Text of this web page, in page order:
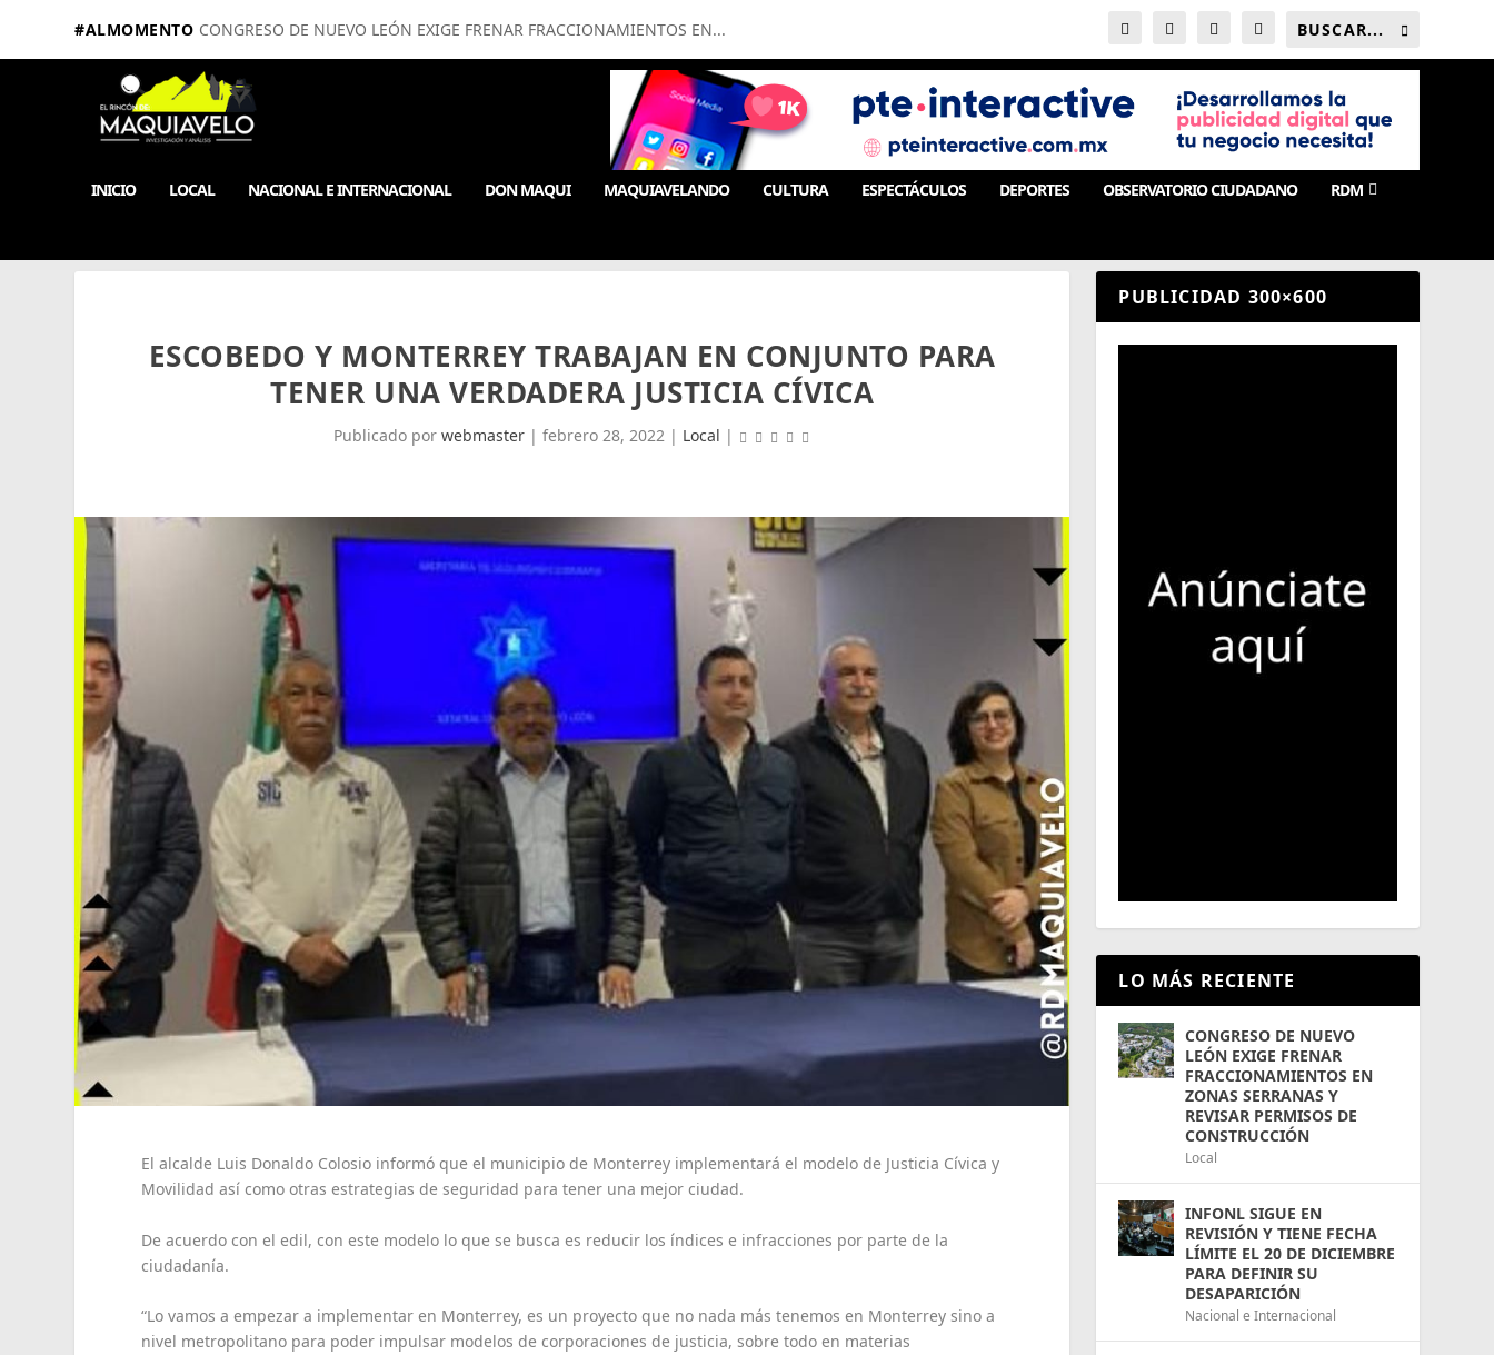
#ALMOMENTO CONGRESO DE NUEVO LEÓN EXIGE FRENAR FRACCIONAMIENTOS EN...
INICIO LOCAL NACIONAL E INTERNACIONAL DON MAQUI MAQUIAVELANDO CULTURA ESPECTÁCULOS DEPORTES OBSERVATORIO CIUDADANO RDM
ESCOBEDO Y MONTERREY TRABAJAN EN CONJUNTO PARA
TENER UNA VERDADERA JUSTICIA CÍVICA
Publicado por webmaster| febrero 28, 2022| Local |
El alcalde Luis Donaldo Colosio informó que el municipio de Monterrey implementará el modelo de Justicia Cívica y
Movilidad así como otras estrategias de seguridad para tener una mejor ciudad.
De acuerdo con el edil, con este modelo lo que se busca es reducir los índices e infracciones por parte de la
ciudadanía.
“Lo vamos a empezar a implementar en Monterrey, es un proyecto que no nada más tenemos en Monterrey sino a
nivel metropolitano para poder impulsar modelos de corporaciones de justicia, sobre todo en materias
PUBLICIDAD 300×600
LO MÁS RECIENTE
CONGRESO DE NUEVO
LEÓN EXIGE FRENAR
FRACCIONAMIENTOS EN
ZONAS SERRANAS Y
REVISAR PERMISOS DE
CONSTRUCCIÓN
Local
INFONL SIGUE EN
REVISIÓN Y TIENE FECHA
LÍMITE EL 20 DE DICIEMBRE
PARA DEFINIR SU
DESAPARICIÓN
Nacional e Internacional